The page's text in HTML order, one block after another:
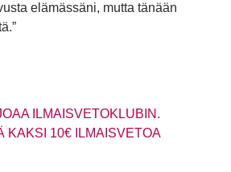
elämässäni, mutta tänään
ILMAISVETOKLUBIN.
KAKSI 10€ ILMAISVETOA